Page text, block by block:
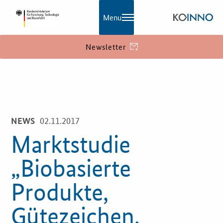
Praxisbeispiele
Publikationen
KOINNOmagazin
Netzwerk
Menu
Newsletter
NEWS 02.11.2017
Marktstudie
„Biobasierte
Produkte,
Gütezeichen,